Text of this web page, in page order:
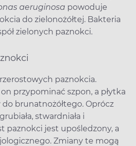
aeruginosa powoduje
do zielonożółtej. Bakteria
zielonych paznokci.
paznokcia.
przypominać szpon, a płytka
do brunatnożółtego. Oprócz
stwardniała i
paznokci jest upośledzony, a
Zmiany te mogą